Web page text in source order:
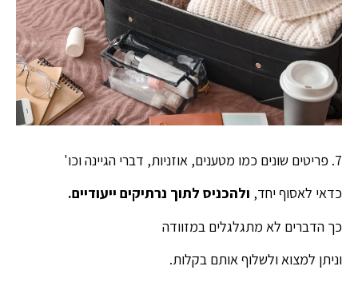
7. פריטים שונים כמו מטענים, אוזניות, דברי הגיינה וכו'
כדאי לאסוף יחד, ולהכניס לתוך נרתיקים ייעודיים.
כך הדברים לא מתגלגלים במזוודה
וניתן למצוא ולשלוף אותם בקלות.